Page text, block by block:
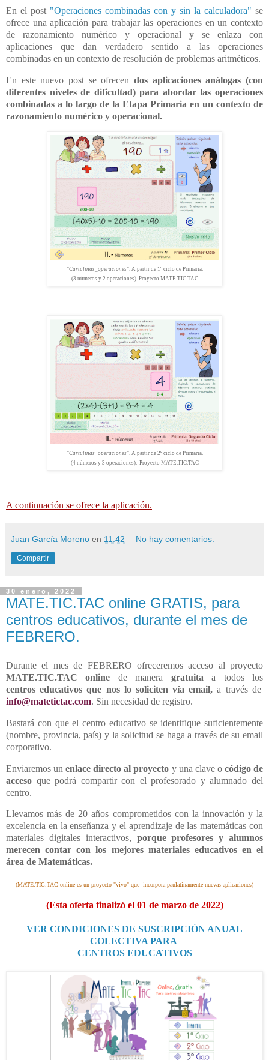
En el post "Operaciones combinadas con y sin la calculadora" se
ofrece una aplicación para trabajar las operaciones en un contexto
de razonamiento numérico y operacional y se enlaza con
aplicaciones que dan verdadero sentido a las operaciones
combinadas en un contexto de resolución de problemas aritméticos.
En este nuevo post se ofrecen dos aplicaciones análogas (con
diferentes niveles de dificultad) para abordar las operaciones
combinadas a lo largo de la Etapa Primaria en un contexto de
razonamiento numérico y operacional.
"Cartulinas_operaciones". A partir de 1º ciclo de Primaria.
(3 números y 2 operaciones). Proyecto MATE.TIC.TAC
"Cartulinas_operaciones". A partir de 2º ciclo de Primaria.
(4 números y 3 operaciones). Proyecto MATE.TIC.TAC
A continuación se ofrece la aplicación.
Juan García Moreno en 11:42 No hay comentarios:
Compartir
30 enero, 2022
MATE.TIC.TAC online GRATIS, para
centros educativos, durante el mes de
FEBRERO.
Durante el mes de FEBRERO ofreceremos acceso al proyecto
MATE.TIC.TAC online de manera gratuita a todos los
centroseducativos que nos lo soliciten vía email, a través de
info@matetictac.com. Sin necesidad de registro.
Bastará con que el centro educativo se identifique suficientemente
(nombre, provincia, país) y la solicitud se haga a través de su email
corporativo.
Enviaremos unenlace directo al proyecto y una clave o código de
acceso que podrá compartir con el profesorado y alumnado del
centro.
Llevamos más de 20 años comprometidos con la innovación y la
excelencia en la enseñanza y el aprendizaje de las matemáticas con
materiales digitales interactivos, porque profesores y alumnos
merecen contar con los mejores materiales educativos en el
área de Matemáticas.
(MATE.TIC.TAC online es un proyecto "vivo" que incorpora paulatinamente nuevas aplicaciones)
(Esta oferta finalizó el 01 de marzo de 2022)
VER CONDICIONES DE SUSCRIPCIÓN ANUAL
COLECTIVA PARA
CENTROS EDUCATIVOS